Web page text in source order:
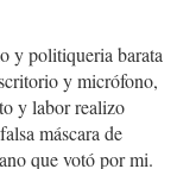
y politiqueria barata
y micrófono,
y labor realizo
máscara de
que votó por mi.